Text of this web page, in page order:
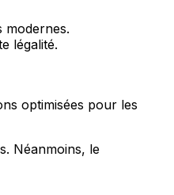
modernes.
légalité.
optimisées pour les
Néanmoins, le